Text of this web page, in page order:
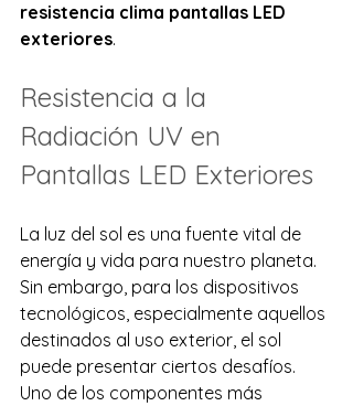
resistencia clima pantallas LED
exteriores.
Resistencia a la
Radiación UV en
Pantallas LED Exteriores
La luz del sol es una fuente vital de
energía y vida para nuestro planeta.
Sin embargo, para los dispositivos
tecnológicos, especialmente aquellos
destinados al uso exterior, el sol
puede presentar ciertos desafíos.
Uno de los componentes más